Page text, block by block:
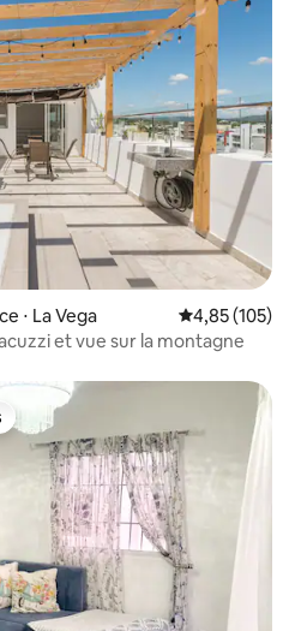
⋅ La Vega Évaluation
4,85 (105)
et vue sur la montagne